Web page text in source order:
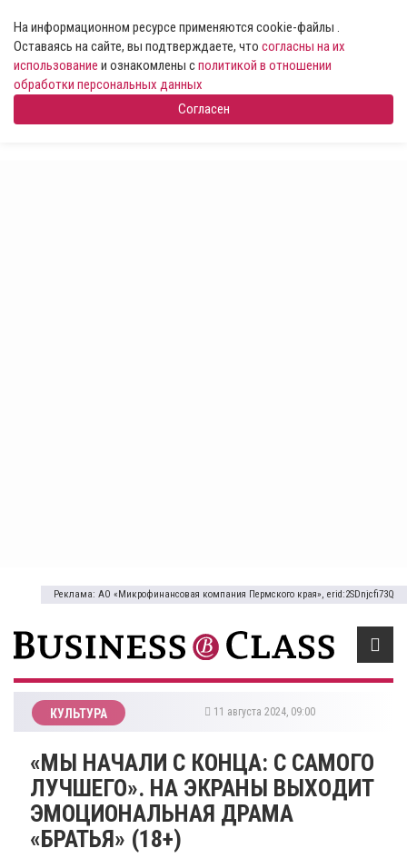
На информационном ресурсе применяются cookie-файлы .
Оставаясь на сайте, вы подтверждаете, что согласны на их
использование и ознакомлены сполитикой в отношении
обработки персональных данных
Согласен
Реклама: АО «Микрофинансовая компания Пермского края», erid:2SDnjcfi73Q
КУЛЬТУРА 11 августа 2024, 09:00
«МЫ НАЧАЛИ С КОНЦА: С САМОГО
ЛУЧШЕГО». НА ЭКРАНЫ ВЫХОДИТ
ЭМОЦИОНАЛЬНАЯ ДРАМА
«БРАТЬЯ» (18+)